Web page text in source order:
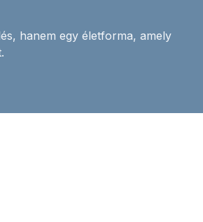
hanem egy életforma, amely